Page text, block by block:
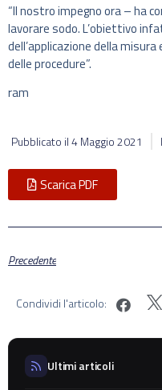
“Il nostro impegno ora – ha
lavorare sodo. L’obiettivo
dell’applicazione della
delle procedure”.
ram
Pubblicato il4 Maggio 2021
Scarica PDF
Precedente
Condividi l'articolo:
Ultimi articoli